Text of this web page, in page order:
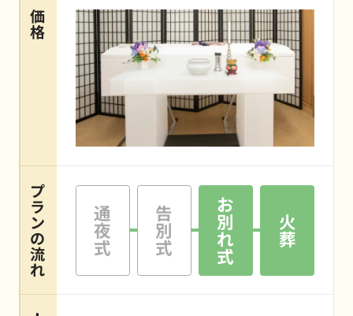
価
格
プ
ラ
ン
の
流
れ
通
夜
式
告
別
式
お
別
れ
式
火
葬